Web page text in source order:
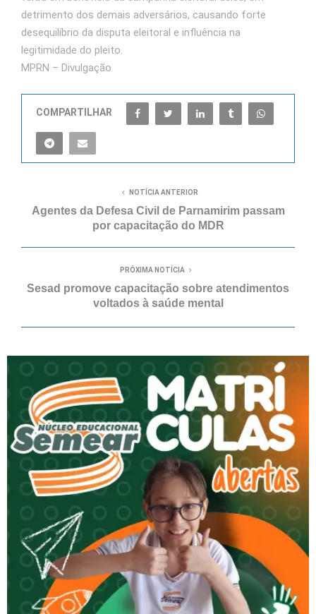
detrimento dos demais adversários, causando forte
desequilíbrio da disputa eleitoral e influência na
legitimidade do pleito.
MPRN – Divulgação
COMPARTILHAR
NOTÍCIA ANTERIOR
Agentes da Defesa Civil de Parnamirim passam
por capacitação do MDR
PRÓXIMA NOTÍCIA
Sesad promove capacitação sobre atendimentos
voltados à saúde mental